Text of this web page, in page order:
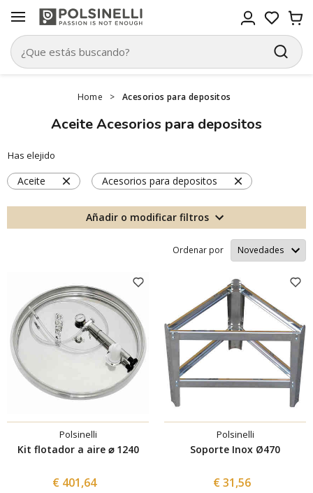
Home > Acesorios para depositos
Aceite Acesorios para depositos
Has elejido
Aceite Acesorios para depositos
Añadir o modificar filtros
Ordenar por
Polsinelli
Kit flotador a aire ⌀ 1240
€ 401,64
Polsinelli
Soporte Inox Ø470
€ 31,56